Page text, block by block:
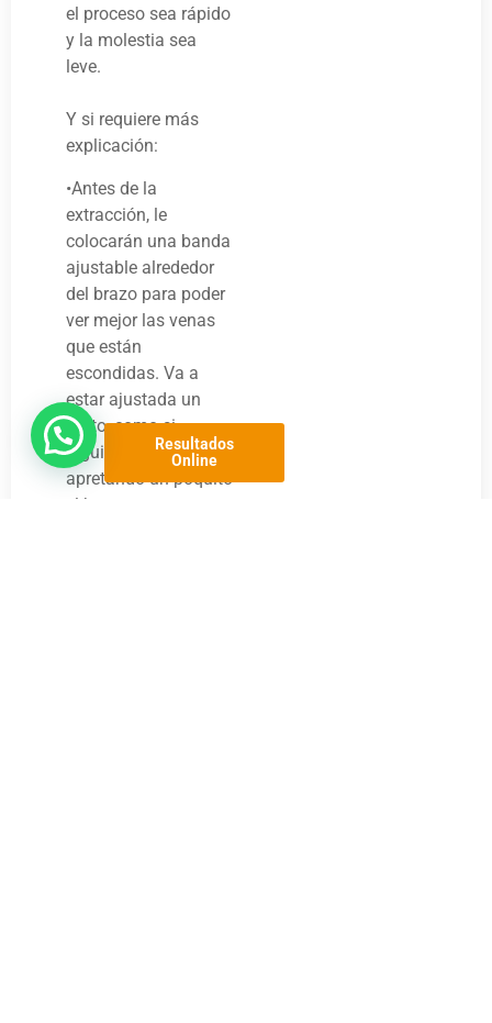
Resultados
Online
el proceso sea rápido
y la molestia sea
leve.
Y si requiere más
explicación:
•Antes de la
extracción, le
colocarán una banda
ajustable alrededor
del brazo para poder
ver mejor las venas
que están
escondidas. Va a
estar ajustada un
ratito, como si
alguien le estuviera
apretando un poquito
el brazo,